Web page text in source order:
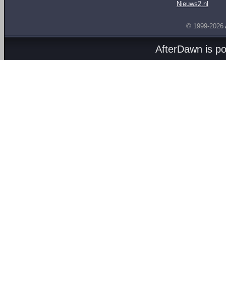
Nieuws2.nl
© 1999-2026
AfterDawn is